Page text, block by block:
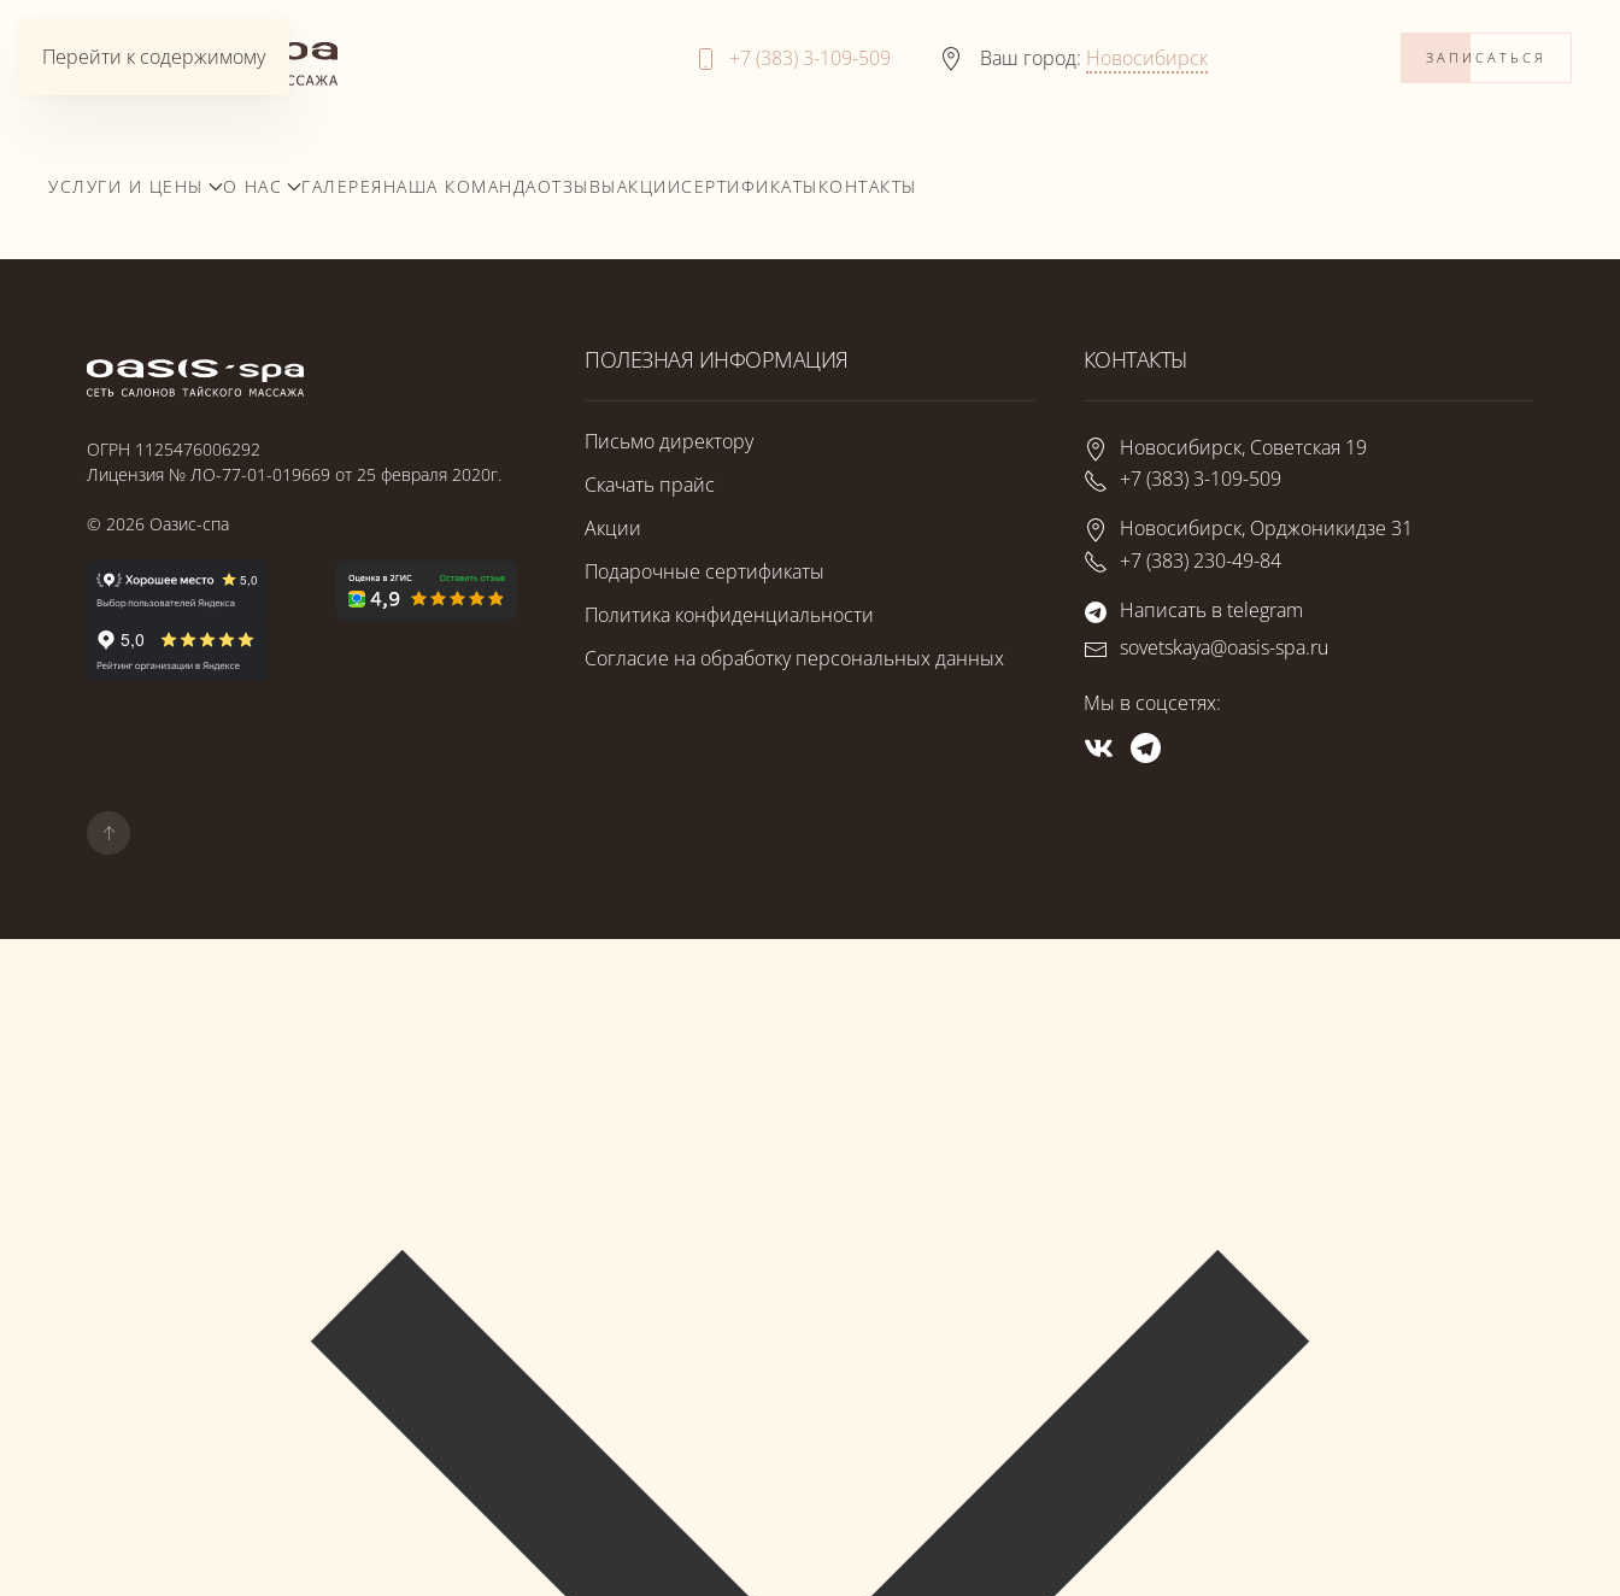
Перейти к содержимому +7 (383) 3-109-509 Ваш город: Новосибирск ЗАПИСАТЬСЯ
УСЛУГИ И ЦЕНЫ О НАС ГАЛЕРЕЯ НАША КОМАНДАОТЗЫВЫАКЦИИСЕРТИФИКАТЫ КОНТАКТЫ
ОГРН 1125476006292
Лицензия № ЛО-77-01-019669 от 25 февраля 2020г.
© 2026 Оазис-спа
ПОЛЕЗНАЯ ИНФОРМАЦИЯ
Письмо директору
Скачать прайс
Акции
Подарочные сертификаты
Политика конфиденциальности
Согласие на обработку персональных данных
КОНТАКТЫ
Новосибирск, Советская 19
+7 (383) 3-109-509
Новосибирск, Орджоникидзе 31
+7 (383) 230-49-84
Написать в telegram
sovetskaya@oasis-spa.ru
Мы в соцсетях: